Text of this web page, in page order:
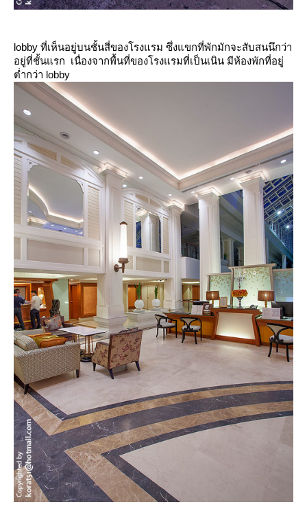
lobby ที่เห็นอยู่บนชั้นสี่ของโรงแรม ซึ่งแขกที่พักมักจะสับสนนึกว่า
อยู่ที่ชั้นแรก เนื่องจากพื้นที่ของโรงแรมที่เป็นเนิน มีห้องพักที่อยู่
ต่ำกว่า lobby